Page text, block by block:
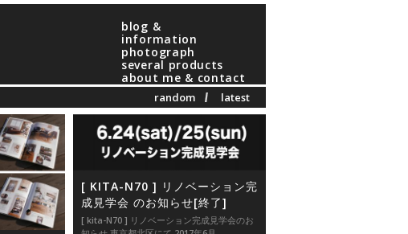
blog &
information
photograph
several products
about me & contact
random latest
[ KITA-N70 ] リノベーション完
成見学会 のお知らせ[終了]
[ kita-N70 ] リノベーション完成見学会のお